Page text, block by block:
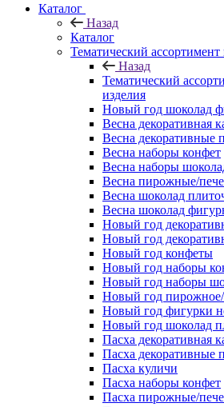
Каталог
Назад
Каталог
Тематический ассортимент
Назад
Тематический
изделия
Новый год шоколад
Весна декоративная
Весна декоративные
Весна наборы конфет
Весна наборы
Весна пирожные/
Весна шоколад
Весна шоколад
Новый год
Новый год
Новый год конфеты
Новый год наборы
Новый год наборы
Новый год пирожное/
Новый год фигурки
Новый год шоколад
Пасха декоративная
Пасха декоративные
Пасха куличи
Пасха наборы конфет
Пасха пирожные/